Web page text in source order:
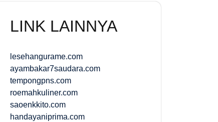
LINK LAINNYA
lesehangurame.com
ayambakar7saudara.com
tempongpns.com
roemahkuliner.com
saoenkkito.com
handayaniprima.com